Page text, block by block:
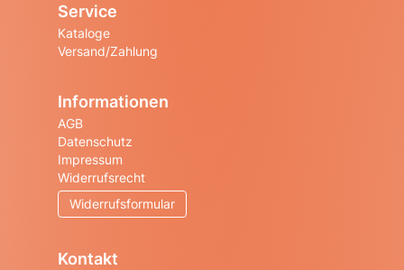
Service
Kataloge
Versand/Zahlung
Informationen
AGB
Datenschutz
Impressum
Widerrufsrecht
Widerrufsformular
Kontakt